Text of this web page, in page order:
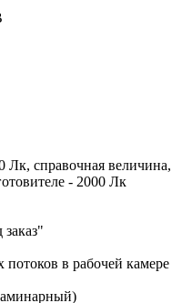
Лк, справочная величина,
- 2000 Лк
в рабочей камере